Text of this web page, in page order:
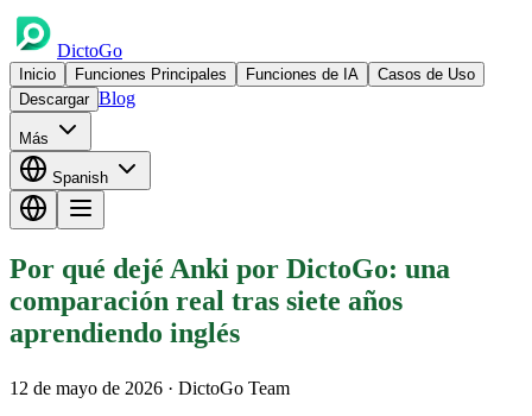
DictoGo
Inicio Funciones Principales Funciones de IA
Casos de Uso
Descargar Blog
Más
Spanish
Por qué dejé Anki por DictoGo: una
comparación real tras siete años
aprendiendo inglés
12 de mayo de 2026 · DictoGo Team